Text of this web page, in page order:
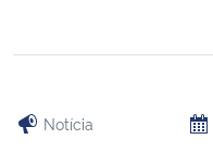
Notícia